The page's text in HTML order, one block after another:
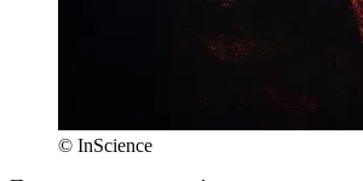
© InScience